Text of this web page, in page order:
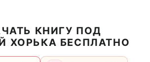
КНИГУ ПОД
ХОРЬКА БЕСПЛАТНО